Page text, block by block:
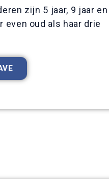
zijn 5 jaar, 9 jaar en
even oud als haar drie